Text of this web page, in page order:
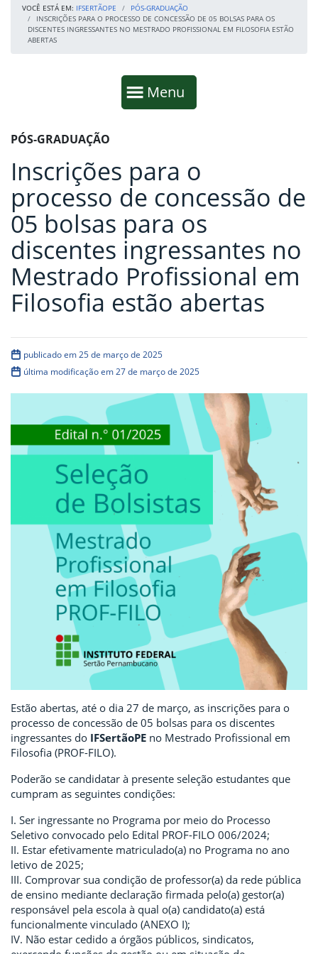
VOCÊ ESTÁ EM: IFSERTÃOPE
PÓS-GRADUAÇÃO
INSCRIÇÕES PARA O PROCESSO DE CONCESSÃO DE 05 BOLSAS PARA OS
DISCENTES INGRESSANTES NO MESTRADO PROFISSIONAL EM FILOSOFIA ESTÃO
ABERTAS
Mostrar
Menu
Fim da navegação
Início do conteúdo
PÓS-GRADUAÇÃO
Inscrições para o
processo de concessão de
05 bolsas para os
discentes ingressantes no
Mestrado Profissional em
Filosofia estão abertas
publicado em 25 de março de 2025
última modificação em 27 de março de 2025
Estão abertas, até o dia 27 de março, as inscrições para o
processo de concessão de 05 bolsas para os discentes
ingressantes do IFSertãoPE no Mestrado Profissional em
Filosofia (PROF-FILO).
Poderão se candidatar à presente seleção estudantes que
cumpram as seguintes condições:
I. Ser ingressante no Programa por meio do Processo
Seletivo convocado pelo Edital PROF-FILO 006/2024;
II. Estar efetivamente matriculado(a) no Programa no ano
letivo de 2025;
III. Comprovar sua condição de professor(a) da rede pública
de ensino mediante declaração firmada pelo(a) gestor(a)
responsável pela escola à qual o(a) candidato(a) está
funcionalmente vinculado (ANEXO I);
IV. Não estar cedido a órgãos públicos, sindicatos,